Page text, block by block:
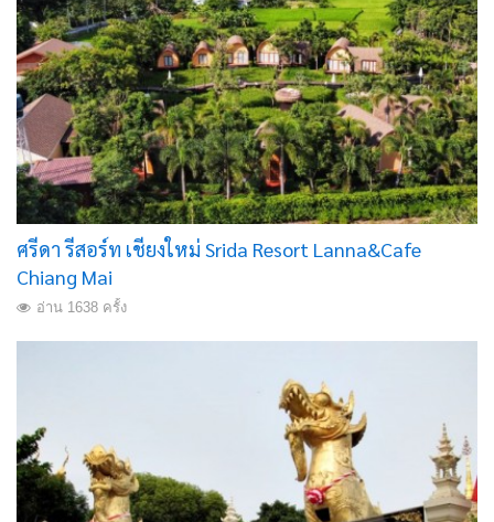
ศรีดา รีสอร์ท เชียงใหม่ Srida Resort Lanna&Cafe
Chiang Mai
อ่าน 1638 ครั้ง